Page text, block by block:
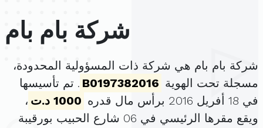
شركة بام بام
شركة بام بام هي شركة ذات المسؤولية المحدودة،
مسجلة تحت الهوية B0197382016 . تم تأسيسها
في 18 أفريل 2016 برأس مال قدره
1000 د.ت
،
ويقع مقرها الرئيسي في 06 شارع الحبيب بورقيبة